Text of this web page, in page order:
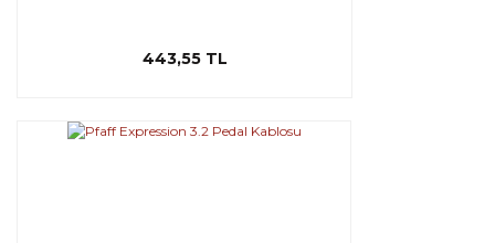
443,55 TL